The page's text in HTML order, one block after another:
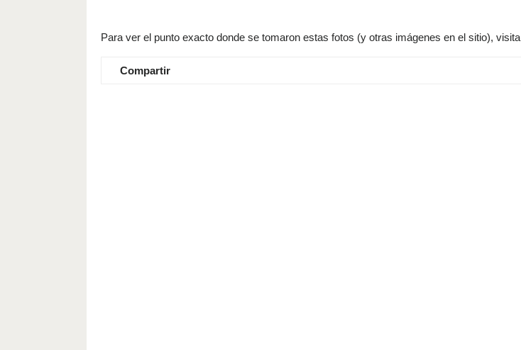
Para ver el punto exacto donde se tomaron estas fotos (y otras imágenes en el sitio), visita
Compartir